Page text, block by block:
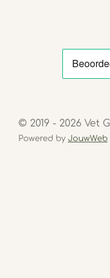
© 2019 - 2026 Vet
Powered by JouwWeb